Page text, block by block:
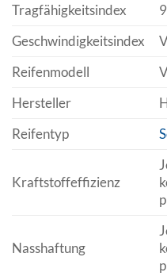
Tragfähigkeitsindex
Geschwindigkeitsindex
Reifenmodell
Hersteller
Reifentyp
Kraftstoffeffizienz
Nasshaftung